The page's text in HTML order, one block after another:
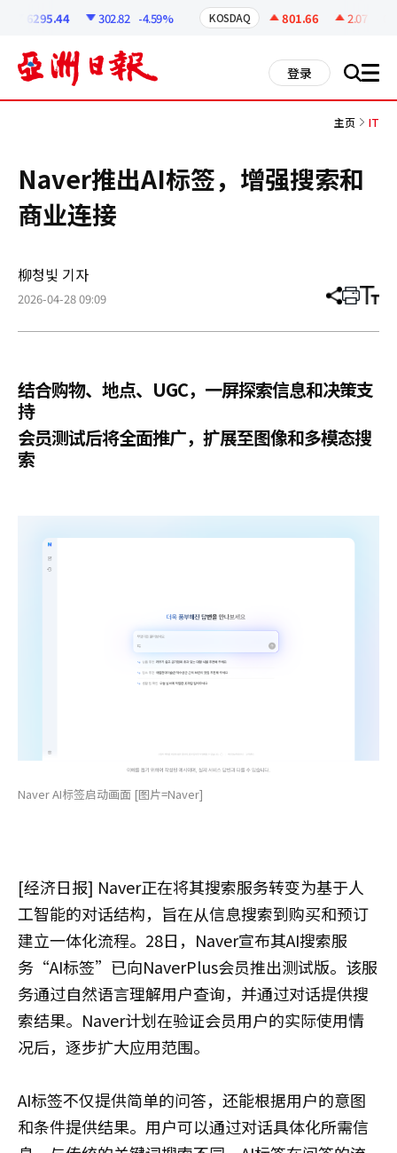
6295.44 302.82 -4.59% KOSDAQ 801.66 2.07
登录 搜 all
主页 IT
Naver推出AI标签，增强搜索和
商业连接
柳청빛 기자
2026-04-28 09:09 分
章
打 调
小
结合购物、地点、UGC，一屏探索信息和决策支
持
会员测试后将全面推广，扩展至图像和多模态搜
索
Naver AI标签启动画面 [图片=Naver]
[经济日报] Naver正在将其搜索服务转变为基于人
工智能的对话结构，旨在从信息搜索到购买和预订
建立一体化流程。28日，Naver宣布其AI搜索服
务“AI标签”已向NaverPlus会员推出测试版。该服
务通过自然语言理解用户查询，并通过对话提供搜
索结果。Naver计划在验证会员用户的实际使用情
况后，逐步扩大应用范围。
AI标签不仅提供简单的问答，还能根据用户的意图
和条件提供结果。用户可以通过对话具体化所需信